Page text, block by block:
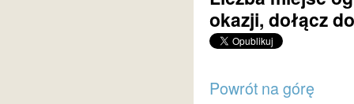
okazji, dołącz
Powrót na górę